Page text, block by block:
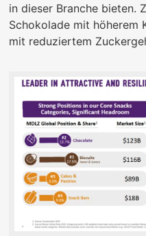
in dieser Branche bieten.
Schokolade mit höherem
mit reduziertem